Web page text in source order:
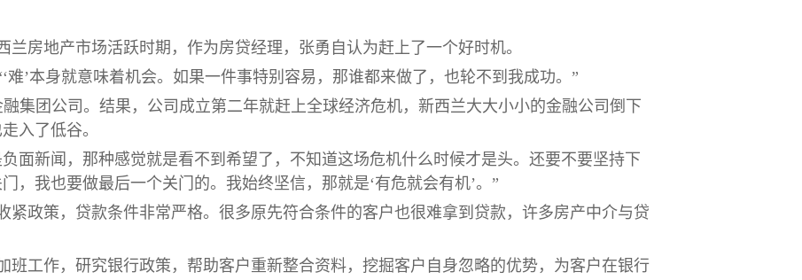
兰房地产市场活跃时期，作为房贷经理，张勇自认为赶上了一个好时机。
难’本身就意味着机会。如果一件事特别容易，那谁都来做了，也轮不到我成功。”
集团公司。结果，公司成立第二年就赶上全球经济危机，新西兰大大小小的金融公司倒下
入了低谷。
面新闻，那种感觉就是看不到希望了，不知道这场危机什么时候才是头。还要不要坚持下
，我也要做最后一个关门的。我始终坚信，那就是‘有危就会有机’。”
紧政策，贷款条件非常严格。很多原先符合条件的客户也很难拿到贷款，许多房产中介与贷
班工作，研究银行政策，帮助客户重新整合资料，挖掘客户自身忽略的优势，为客户在银行